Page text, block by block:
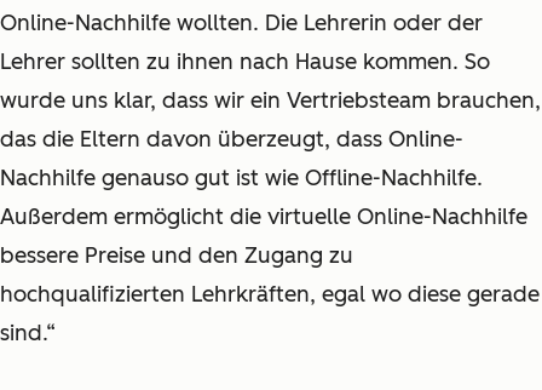
Online-Nachhilfe wollten. Die Lehrerin oder der
Lehrer sollten zu ihnen nach Hause kommen. So
wurde uns klar, dass wir ein Vertriebsteam brauchen,
das die Eltern davon überzeugt, dass Online-
Nachhilfe genauso gut ist wie Offline-Nachhilfe.
Außerdem ermöglicht die virtuelle Online-Nachhilfe
bessere Preise und den Zugang zu
hochqualifizierten Lehrkräften, egal wo diese gerade
sind.“